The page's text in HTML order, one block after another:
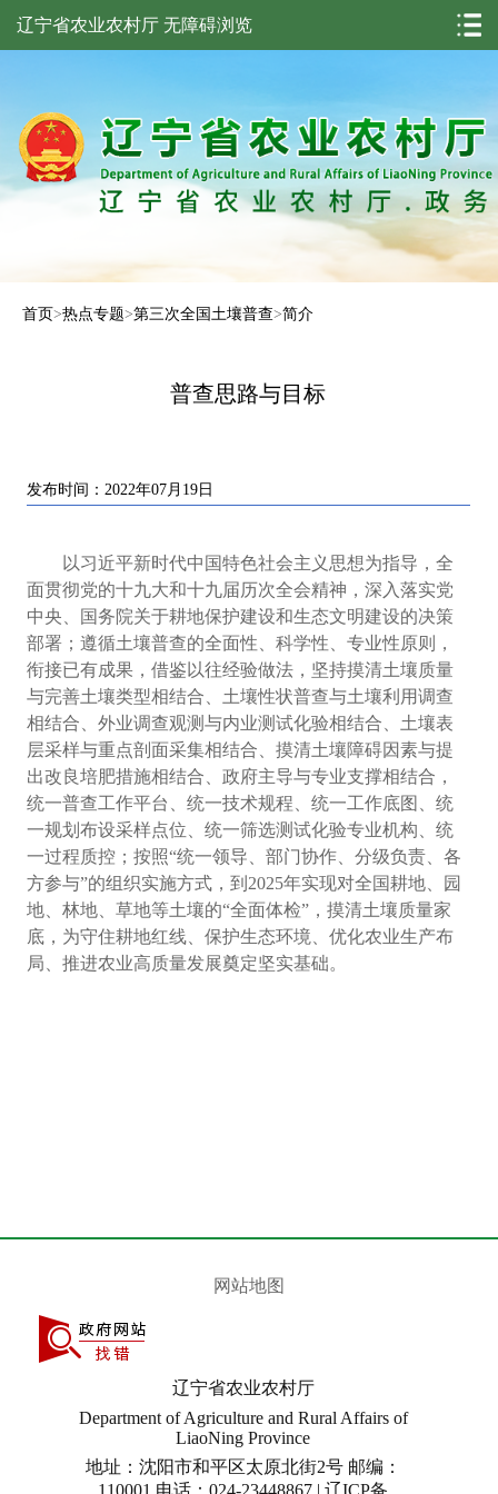
辽宁省农业农村厅 无障碍浏览
首页>热点专题>第三次全国土壤普查>简介
普查思路与目标
发布时间：2022年07月19日
以习近平新时代中国特色社会主义思想为指导，全
面贯彻党的十九大和十九届历次全会精神，深入落实党
中央、国务院关于耕地保护建设和生态文明建设的决策
部署；遵循土壤普查的全面性、科学性、专业性原则，
衔接已有成果，借鉴以往经验做法，坚持摸清土壤质量
与完善土壤类型相结合、土壤性状普查与土壤利用调查
相结合、外业调查观测与内业测试化验相结合、土壤表
层采样与重点剖面采集相结合、摸清土壤障碍因素与提
出改良培肥措施相结合、政府主导与专业支撑相结合，
统一普查工作平台、统一技术规程、统一工作底图、统
一规划布设采样点位、统一筛选测试化验专业机构、统
一过程质控；按照“统一领导、部门协作、分级负责、各
方参与”的组织实施方式，到 2025年实现对全国耕地、园
地、林地、草地等土壤的“全面体检” ，摸清土壤质量家
底，为守住耕地红线、保护生态环境、优化农业生产布
局、推进农业高质量发展奠定坚实基础。
网站地图
辽宁省农业农村厅
Department of Agriculture and Rural Affairs of
LiaoNing Province
地址：沈阳市和平区太原北街2号 邮编：